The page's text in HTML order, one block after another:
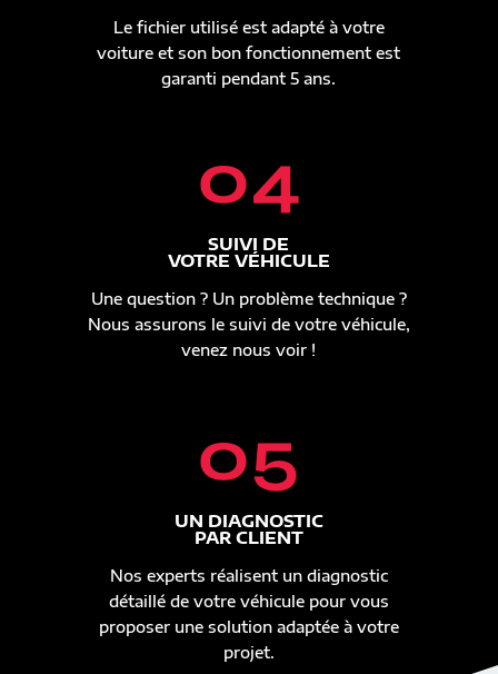
Le fichier utilisé est adapté à votre
voiture et son bon fonctionnement est
garanti pendant 5 ans.
04
SUIVI DE
VOTRE VÉHICULE
Une question ? Un problème technique ?
Nous assurons le suivi de votre véhicule,
venez nous voir !
05
UN DIAGNOSTIC
PAR CLIENT
Nos experts réalisent un diagnostic
détaillé de votre véhicule pour vous
proposer une solution adaptée à votre
projet.